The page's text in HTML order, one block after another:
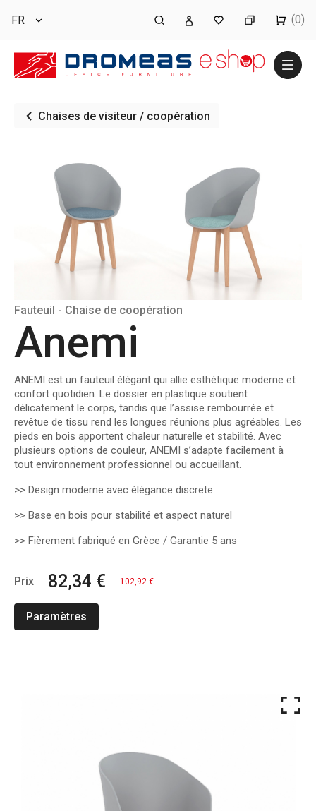
FR (0)
Chaises de visiteur / coopération
Fauteuil - Chaise de coopération
Anemi
ANEMI est un fauteuil élégant qui allie esthétique moderne et
confort quotidien. Le dossier en plastique soutient
délicatement le corps, tandis que l’assise rembourrée et
revêtue de tissu rend les longues réunions plus agréables. Les
pieds en bois apportent chaleur naturelle et stabilité. Avec
plusieurs options de couleur, ANEMI s’adapte facilement à
tout environnement professionnel ou accueillant.
>> Design moderne avec élégance discrete
>> Base en bois pour stabilité et aspect naturel
>> Fièrement fabriqué en Grèce / Garantie 5 ans
Prix 82,34 € 102,92 €
Paramètres